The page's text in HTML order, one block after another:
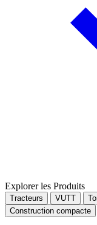
Explorer les Produits
Tracteurs VUTT
Construction compacte